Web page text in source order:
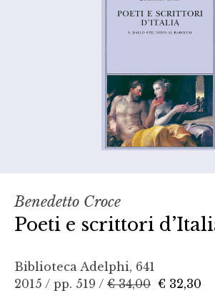
Benedetto Croce
Poeti e scrittori
Biblioteca Adelphi, 641
2015 / pp. 519 / € 34,00 € 32,30